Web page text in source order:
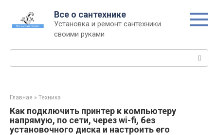
контенту
Все о сантехнике
Установка и ремонт сантехники
своими руками
Главная » Техника
Как подключить принтер к компьютеру
напрямую, по сети, через wi-fi, без
установочного диска и настроить его